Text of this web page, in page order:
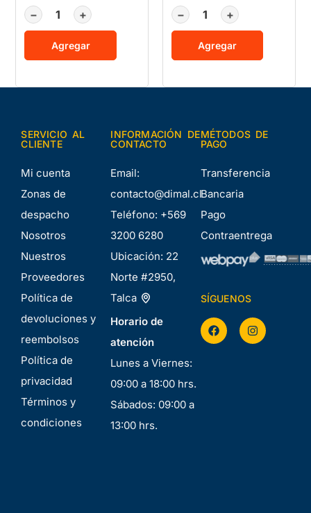
− +
Agregar
− +
Agregar
SERVICIO AL
CLIENTE
Mi cuenta
Zonas de
despacho
Nosotros
Nuestros
Proveedores
Política de
devoluciones y
reembolsos
Política de
privacidad
Términos y
condiciones
INFORMACIÓN DE
CONTACTO
Email:
contacto@dimal.cl
Teléfono: +569
3200 6280
Ubicación: 22
Norte #2950,
Talca
Horario de
atención
Lunes a Viernes:
09:00 a 18:00 hrs.
Sábados: 09:00 a
13:00 hrs.
MÉTODOS DE
PAGO
Transferencia
Bancaria
Pago
Contraentrega
SÍGUENOS